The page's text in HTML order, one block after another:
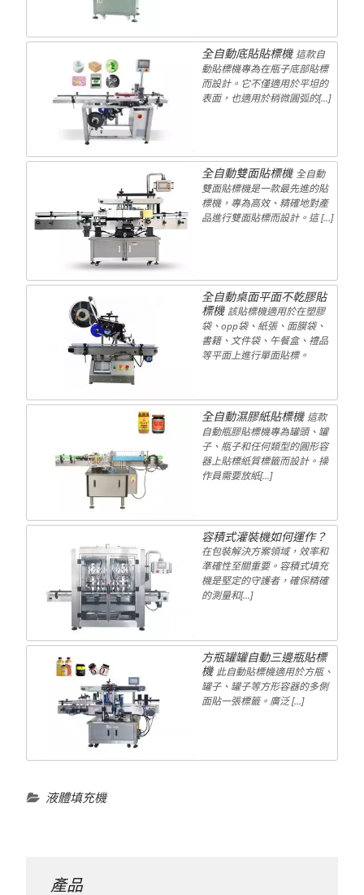
全自動底貼貼標機 這款自
動貼標機專為在瓶子底部貼標
而設計。它不僅適用於平坦的
表面，也適用於稍微圓弧的[...]
全自動雙面貼標機 全自動
雙面貼標機是一款最先進的貼
標機，專為高效、精確地對產
品進行雙面貼標而設計。這 […]
全自動桌面平面不乾膠貼
標機 該貼標機適用於在塑膠
袋、opp袋、紙張、面膜袋、
書籍、文件袋、午餐盒、禮品
等平面上進行單面貼標。
全自動濕膠紙貼標機 這款
自動瓶膠貼標機專為罐頭、罐
子、瓶子和任何類型的圓形容
器上貼標紙質標籤而設計。操
作員需要放紙[...]
容積式灌裝機如何運作？
在包裝解決方案領域，效率和
準確性至關重要。容積式填充
機是堅定的守護者，確保精確
的測量和[...]
方瓶罐罐自動三邊瓶貼標
機 此自動貼標機適用於方瓶、
罐子、罐子等方形容器的多側
面貼一張標籤。廣泛 […]
液體填充機
產品